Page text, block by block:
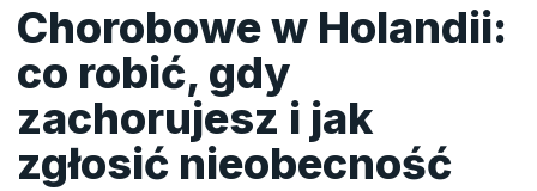
Chorobowe w Holandii:
co robić, gdy
zachorujesz i jak
zgłosić nieobecność